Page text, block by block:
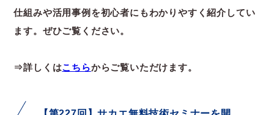
仕組みや活用事例を初心者にもわかりやすく紹介してい
ます。ぜひご覧ください。
⇒詳しくはこちらからご覧いただけます。